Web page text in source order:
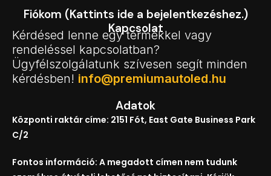
Adatok
Központi raktár címe: 2151 Fót, East Gate Business Park
C/2
Fontos információ: A megadott címen nem tudunk
Fiókom (Kattints ide a bejelentkezéshez.)
Kapcsolat
Kérdésed lenne egy termékkel vagy
rendeléssel kapcsolatban?
Ügyfélszolgálatunk szívesen segít minden
kérdésben! info@premiumautoled.hu